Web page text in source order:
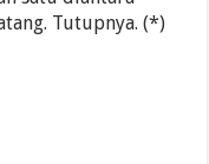
Tutupnya. (*)